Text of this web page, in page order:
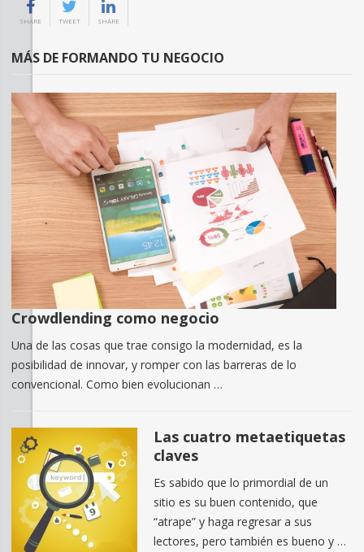
SHARE TWEET SHARE
MÁS DE FORMANDO TU NEGOCIO
Crowdlending como negocio
Una de las cosas que trae consigo la modernidad, es la
posibilidad de innovar, y romper con las barreras de lo
convencional. Como bien evolucionan …
Las cuatro metaetiquetas
claves
Es sabido que lo primordial de un
sitio es su buen contenido, que
“atrape” y haga regresar a sus
lectores, pero también es bueno y …